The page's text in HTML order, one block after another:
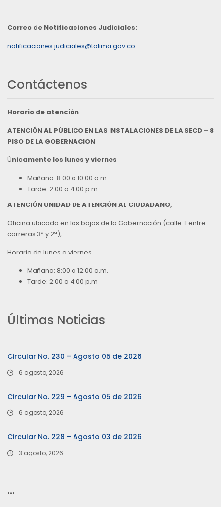
Correo de Notificaciones Judiciales:
notificaciones.judiciales@tolima.gov.co
Contáctenos
Horario de atención
ATENCIÓN AL PÚBLICO EN LAS INSTALACIONES DE LA SECD – 8
PISO DE LA GOBERNACION
Únicamente los lunes y viernes
Mañana: 8:00 a 10:00 a.m.
Tarde: 2:00 a 4:00 p.m
ATENCIÓN UNIDAD DE ATENCIÓN AL CIUDADANO,
Oficina ubicada en los bajos de la Gobernación (calle 11 entre
carreras 3ª y 2ª),
Horario de lunes a viernes
Mañana: 8:00 a 12:00 a.m.
Tarde: 2:00 a 4:00 p.m
Últimas Noticias
Circular No. 230 – Agosto 05 de 2026
6 agosto, 2026
Circular No. 229 – Agosto 05 de 2026
6 agosto, 2026
Circular No. 228 – Agosto 03 de 2026
3 agosto, 2026
…